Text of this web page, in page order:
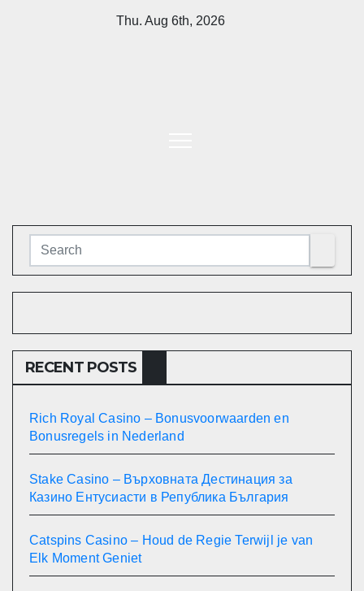
Thu. Aug 6th, 2026
RECENT POSTS
Rich Royal Casino – Bonusvoorwaarden en
Bonusregels in Nederland
Stake Casino – Върховната Дестинация за
Казино Ентусиасти в Република България
Catspins Casino – Houd de Regie Terwijl je van
Elk Moment Geniet